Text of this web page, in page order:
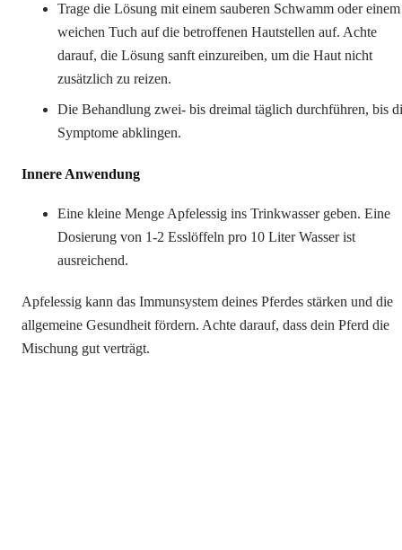
Trage die Lösung mit einem sauberen Schwamm oder einem
weichen Tuch auf die betroffenen Hautstellen auf. Achte
darauf, die Lösung sanft einzureiben, um die Haut nicht
zusätzlich zu reizen.
Die Behandlung zwei- bis dreimal täglich durchführen, bis
Symptome abklingen.
Innere Anwendung
Eine kleine Menge Apfelessig ins Trinkwasser geben. Eine
Dosierung von 1-2 Esslöffeln pro 10 Liter Wasser ist
ausreichend.
Apfelessig kann das Immunsystem deines Pferdes stärken und die
allgemeine Gesundheit fördern. Achte darauf, dass dein Pferd die
Mischung gut verträgt.